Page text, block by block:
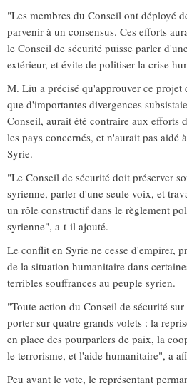
"Les membres du Conseil ont déployé
parvenir à un consensus. Ces efforts
le Conseil de sécurité puisse parler
extérieur, et évite de politiser la crise
M. Liu a précisé qu'approuver ce projet
que d'importantes divergences
Conseil, aurait été contraire aux efforts
les pays concernés, et n'aurait pas aidé
Syrie.
"Le Conseil de sécurité doit préserver
syrienne, parler d'une seule voix, et
un rôle constructif dans le règlement
syrienne", a-t-il ajouté.
Le conflit en Syrie ne cesse d'empirer,
de la situation humanitaire dans
terribles souffrances au peuple syrien.
"Toute action du Conseil de sécurité
porter sur quatre grands volets : la
en place des pourparlers de paix, la
le terrorisme, et l'aide humanitaire", a
Peu avant le vote, le représentant